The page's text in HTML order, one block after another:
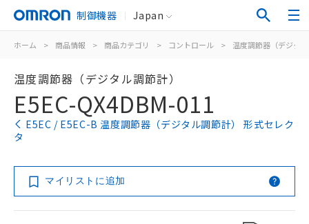
制御機器 Japan
ホーム > 商品情報 > 商品カテゴリ > コントロール > 温度調節器（デジタ
温度調節器（デジタル調節計）
E5EC-QX4DBM-011
E5EC / E5EC-B 温度調節器（デジタル調節計） 形式セレク
タ
マイリストに追加